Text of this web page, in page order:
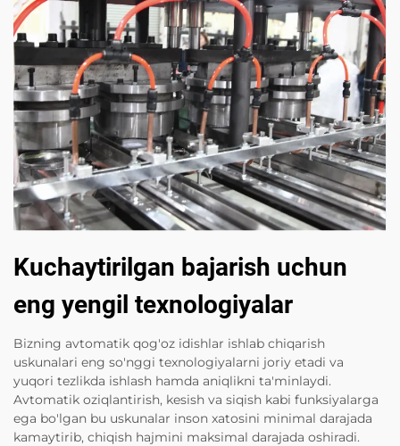
Kuchaytirilgan bajarish uchun
eng yengil texnologiyalar
Bizning avtomatik qog'oz idishlar ishlab chiqarish
uskunalari eng so'nggi texnologiyalarni joriy etadi va
yuqori tezlikda ishlash hamda aniqlikni ta'minlaydi.
Avtomatik oziqlantirish, kesish va siqish kabi funksiyalarga
ega bo'lgan bu uskunalar inson xatosini minimal darajada
kamaytirib, chiqish hajmini maksimal darajada oshiradi.